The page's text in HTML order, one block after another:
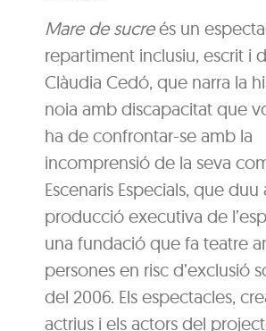
Mare de sucreés un
repartiment inclusiu, escrit i
Clàudia Cedó, que narra la
noia amb discapacitat que
ha de confrontar-se amb la
incomprensió de la seva
Escenaris Especials, que
producció executiva de
una fundació que fa teatre
persones en risc d’exclusió
del 2006. Els espectacles,
actrius i els actors del